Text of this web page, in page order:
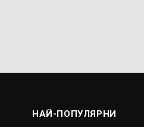
НАЙ-ПОПУЛЯРНИ